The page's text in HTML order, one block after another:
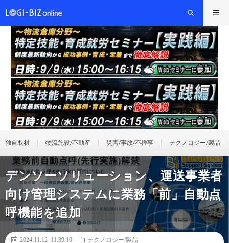
独自取材 物流施設/不動産 災害/事故/不祥事 テクノロジー/製品
デンソーソリューション、運送事業者
向け管理システムに業務「前」自動点
呼機能を追加
2024.11.12 11:39:10
テクノロジー/製品